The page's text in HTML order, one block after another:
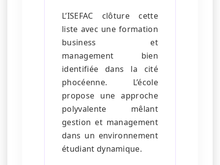
L’ISEFAC clôture cette
liste avec une formation
business et
management bien
identifiée dans la cité
phocéenne. L’école
propose une approche
polyvalente mêlant
gestion et management
dans un environnement
étudiant dynamique.